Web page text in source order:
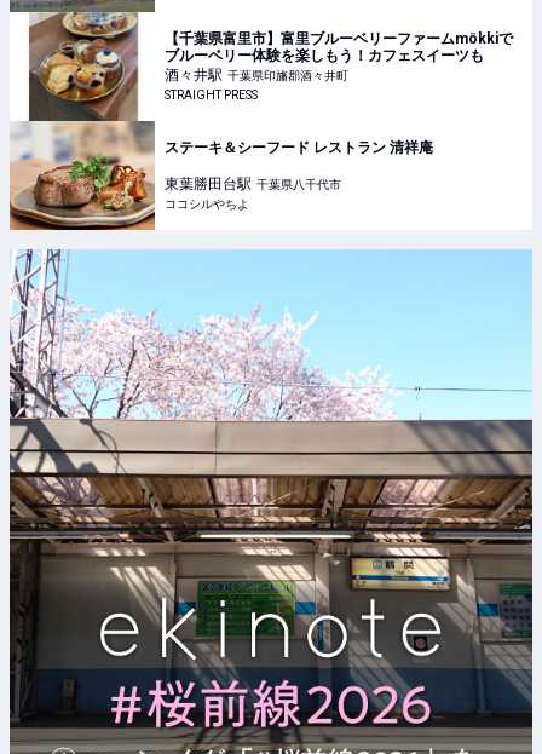
【千葉県富里市】富里ブルーベリーファームmökkiで
ブルーベリー体験を楽しもう！カフェスイーツも
酒々井駅 千葉県印旛郡酒々井町
STRAIGHT PRESS
ステーキ＆シーフード レストラン 清祥庵
東葉勝田台駅 千葉県八千代市
ココシルやちよ